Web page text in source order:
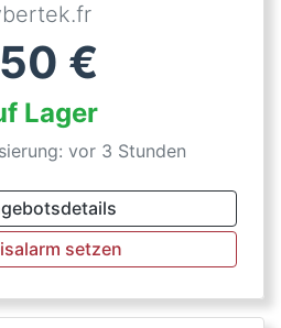
€
Lager
vor 3 Stunden
setzen